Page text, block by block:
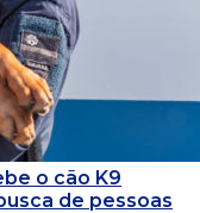
o cão K9
de pessoas